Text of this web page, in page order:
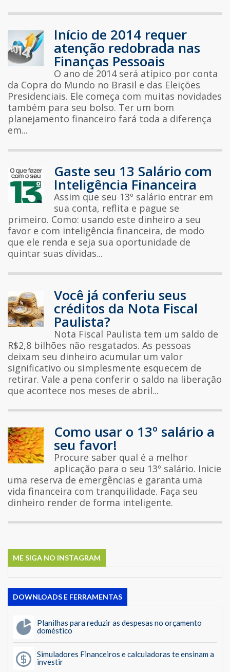
Início de 2014 requer
atenção redobrada nas
Finanças Pessoais
O ano de 2014 será atípico por conta
da Copra do Mundo no Brasil e das Eleições
Presidenciais. Ele começa com muitas novidades
também para seu bolso. Ter um bom
planejamento financeiro fará toda a diferença
em...
Gaste seu 13 Salário com
Inteligência Financeira
Assim que seu 13º salário entrar em
sua conta, reflita e pague se
primeiro. Como: usando este dinheiro a seu
favor e com inteligência financeira, de modo
que ele renda e seja sua oportunidade de
quintar suas dívidas...
Você já conferiu seus
créditos da Nota Fiscal
Paulista?
Nota Fiscal Paulista tem um saldo de
R$2,8 bilhões não resgatados. As pessoas
deixam seu dinheiro acumular um valor
significativo ou simplesmente esquecem de
retirar. Vale a pena conferir o saldo na liberação
que acontece nos meses de abril...
Como usar o 13º salário a
seu favor!
Procure saber qual é a melhor
aplicação para o seu 13º salário. Inicie
uma reserva de emergências e garanta uma
vida financeira com tranquilidade. Faça seu
dinheiro render de forma inteligente.
ME SIGA NO INSTAGRAM
DOWNLOADS E FERRAMENTAS
Planilhas para reduzir as despesas no orçamento
doméstico
Simuladores Financeiros e calculadoras te ensinam a
investir